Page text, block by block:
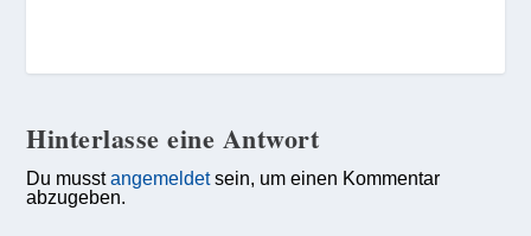
Hinterlasse eine Antwort
Du musstangemeldetsein, um einen Kommentar
abzugeben.